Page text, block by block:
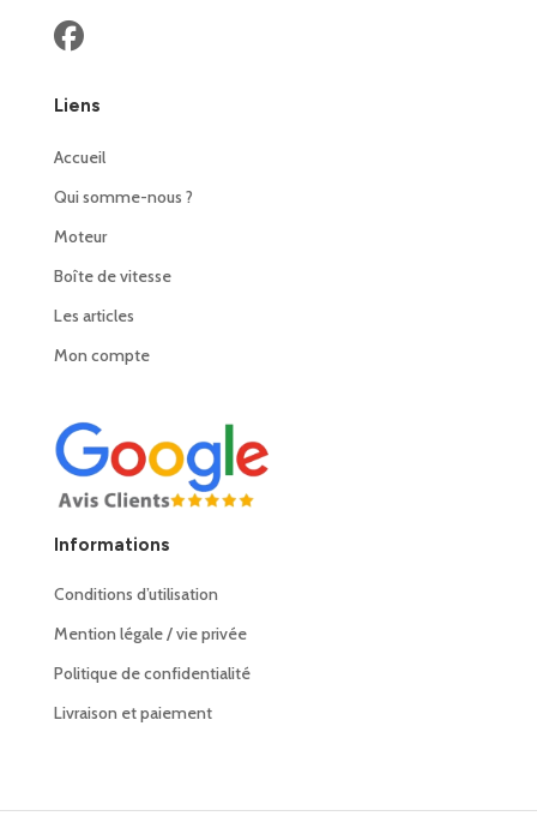
Liens
Accueil
Qui somme-nous ?
Moteur
Boîte de vitesse
Les articles
Mon compte
Informations
Conditions d’utilisation
Mention légale / vie privée
Politique de confidentialité
Livraison et paiement